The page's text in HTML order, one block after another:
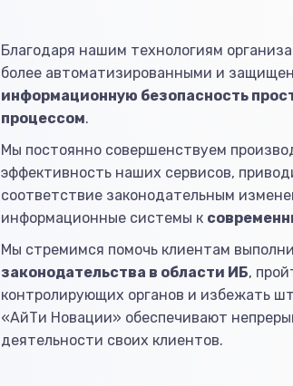
Благодаря нашим технологиям
более автоматизированными и
информационную безопасность
процессом.
Мы постоянно совершенствуем
эффективность наших сервисов,
соответствие законодательным
информационные системы к
Мы стремимся помочь клиентам
законодательства в области ИБ,
контролирующих органов и избежать
«АйТи Новации» обеспечивают
деятельности своих клиентов.